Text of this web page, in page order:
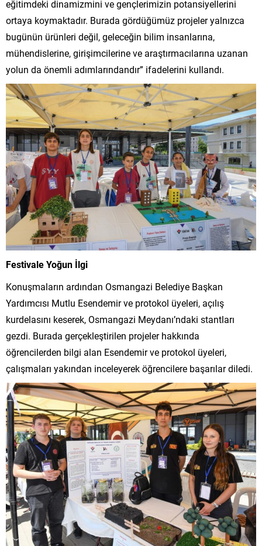
eğitimdeki dinamizmini ve gençlerimizin potansiyellerini
ortaya koymaktadır. Burada gördüğümüz projeler yalnızca
bugünün ürünleri değil, geleceğin bilim insanlarına,
mühendislerine, girişimcilerine ve araştırmacılarına uzanan
yolun da önemli adımlarındandır” ifadelerini kullandı.
Festivale Yoğun İlgi
Konuşmaların ardından Osmangazi Belediye Başkan
Yardımcısı Mutlu Esendemir ve protokol üyeleri, açılış
kurdelasını keserek, Osmangazi Meydanı’ndaki stantları
gezdi. Burada gerçekleştirilen projeler hakkında
öğrencilerden bilgi alan Esendemir ve protokol üyeleri,
çalışmaları yakından inceleyerek öğrencilere başarılar diledi.